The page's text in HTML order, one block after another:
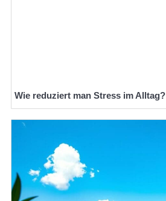
Wie reduziert man Stress im Alltag?